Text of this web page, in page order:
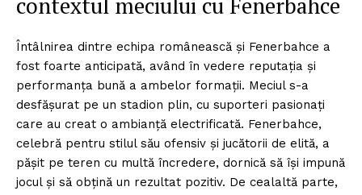
Întâlnirea dintre echipa românească și Fenerbahce a
fost foarte anticipată, având în vedere reputația și
performanța bună a ambelor formații. Meciul s-a
desfășurat pe un stadion plin, cu suporteri pasionați
care au creat o ambianță electrificată. Fenerbahce,
celebră pentru stilul său ofensiv și jucătorii de elită, a
pășit pe teren cu multă încredere, dornică să își impună
jocul și să obțină un rezultat pozitiv. De cealaltă parte,